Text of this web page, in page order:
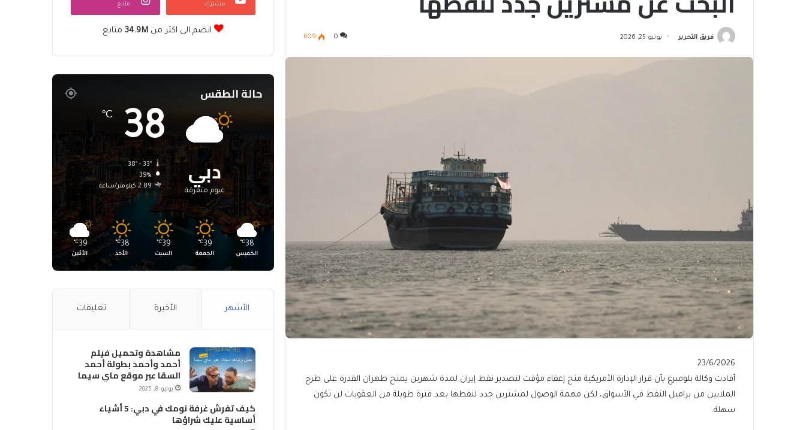
فريق التحرير يونيو 25, 2026 0
609
Published
On
23/6/2026
23/6/2026
أفادت وكالة بلومبرغ بأن قرار الإدارة الأمريكية منح إعفاء مؤقت لتصدير نفط إيران لمدة شهرين يمنح طهران القدرة على طرح
الملايين من براميل النفط في الأسواق، لكن مهمة الوصول لمشترين جدد لنفطها بعد فترة طويلة من العقوبات لن تكون
سهلة.
مشترك متابع
انضم الى اكثر من34.9M متابع
حالة الطقس
دبي
غيوم متفرقة
38
℃
38º - 33º
39%
2.89 كيلومتر/ساعة
38
℃
الخميس
39
℃
الجمعة
39
℃
السبت
38
℃
الأحد
39
℃
الأثنين
الأشهر الأخيرة تعليقات
مشاهدة وتحميل فيلم
أحمد وأحمد بطولة أحمد
السقا عبر موقع ماي سيما
MyCima (وي سيما WeCima)
يوليو 8, 2025
كيف تفرش غرفة نومك في دبي: 5 أشياء
أساسية عليك شراؤها